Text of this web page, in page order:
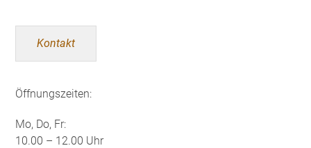
Kontakt
Öffnungszeiten:
Mo, Do, Fr:
10.00 – 12.00 Uhr